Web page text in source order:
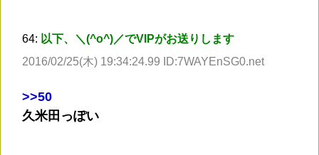
64: 以下、＼(^o^)／でVIPがお送りします
2016/02/25(木) 19:34:24.99 ID:7WAYEnSG0.net
>>50
久米田っぽい